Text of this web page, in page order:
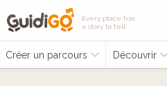
Every place has
a story to tell
Créer un parcours Découvrir